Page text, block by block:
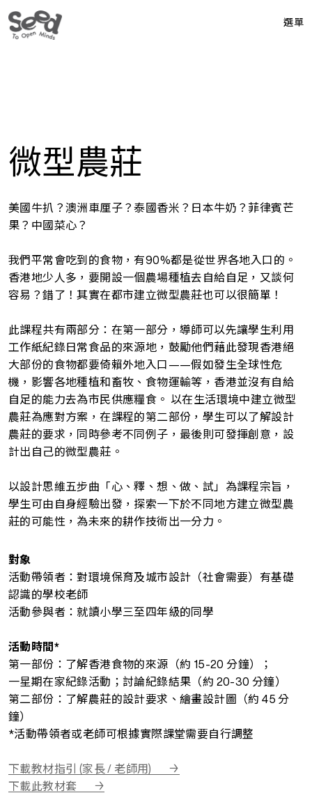
選單
微型農莊
美國牛扒？澳洲車厘子？泰國香米？日本牛奶？菲律賓芒
果？中國菜心？
我們平常會吃到的食物，有90%都是從世界各地入口的。
香港地少人多，要開設一個農場種植去自給自足，又談何
容易？錯了！其實在都市建立微型農莊也可以很簡單！
此課程共有兩部分：在第一部分，導師可以先讓學生利用
工作紙紀錄日常食品的來源地，鼓勵他們藉此發現香港絕
大部份的食物都要倚賴外地入口——假如發生全球性危
機，影響各地種植和畜牧、食物運輸等，香港並沒有自給
自足的能力去為市民供應糧食。 以在生活環境中建立微型
農莊為應對方案，在課程的第二部份，學生可以了解設計
農莊的要求，同時參考不同例子，最後則可發揮創意，設
計出自己的微型農莊。
以設計思維五步曲「心、釋、想、做、試」為課程宗旨，
學生可由自身經驗出發，探索一下於不同地方建立微型農
莊的可能性，為未來的耕作技術出一分力。
對象
活動帶領者：對環境保育及城市設計（社會需要）有基礎
認識的學校老師
活動參與者：就讀小學三至四年級的同學
活動時間*
第一部份：了解香港食物的來源（約 15-20 分鐘）；
一星期在家紀錄活動；討論紀錄結果（約 20-30 分鐘）
第二部份：了解農莊的設計要求、繪畫設計圖（約 45 分
鐘）
*活動帶領者或老師可根據實際課堂需要自行調整
下載教材指引 (家長 / 老師用)
下載此教材套